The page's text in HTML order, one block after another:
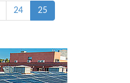
24 25